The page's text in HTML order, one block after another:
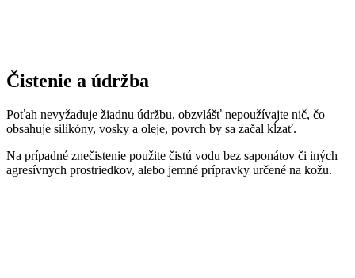
Čistenie a údržba
Poťah nevyžaduje žiadnu údržbu, obzvlášť nepoužívajte nič, čo
obsahuje silikóny, vosky a oleje, povrch by sa začal kĺzať.
Na prípadné znečistenie použite čistú vodu bez saponátov či iných
agresívnych prostriedkov, alebo jemné prípravky určené na kožu.